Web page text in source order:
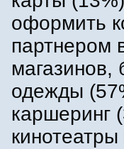
оформить
партнером
магазинов,
одежды
каршеринг